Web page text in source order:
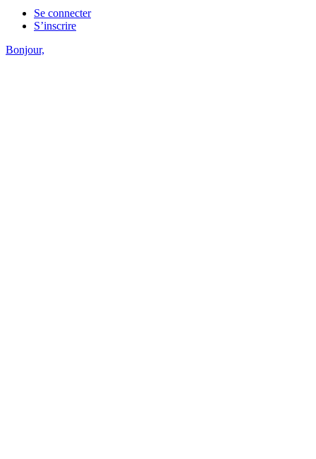
Se connecter
S’inscrire
Bonjour,